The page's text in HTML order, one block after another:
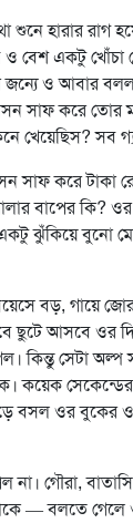
শুনে হারার রাগ
ও বেশ একটু খোঁচা
ও আবার
সাফ করে তোর
খেয়েছিস? সব
সাফ করে টাকা
বাপের কি?
একটু ঝুঁকিয়ে বুনো
বড়, গায়ে
ছুটে আসবে ওর
কিন্তু সেটা
কয়েক
বসল ওর বুকের
না। গৌরা,
— বলতে গেলে